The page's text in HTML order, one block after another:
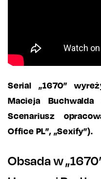
Serial „1670”
Macieja
Scenariusz
Office PL”, „Sexify”).
Obsada w